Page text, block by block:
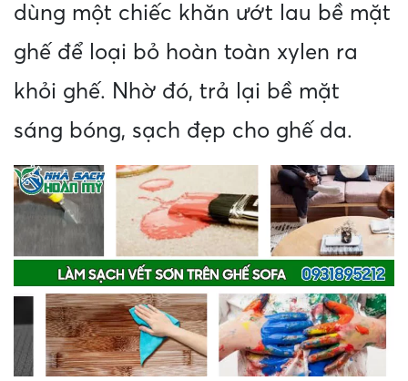
dùng một chiếc khăn ướt lau bề mặt
ghế để loại bỏ hoàn toàn xylen ra
khỏi ghế. Nhờ đó, trả lại bề mặt
sáng bóng, sạch đẹp cho ghế da.